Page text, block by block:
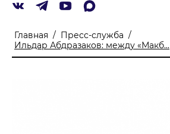
«ArtSpace»
Клуб меценатов
Главная / Пресс-служба /
Ильдар Абдразаков: между «Макб...